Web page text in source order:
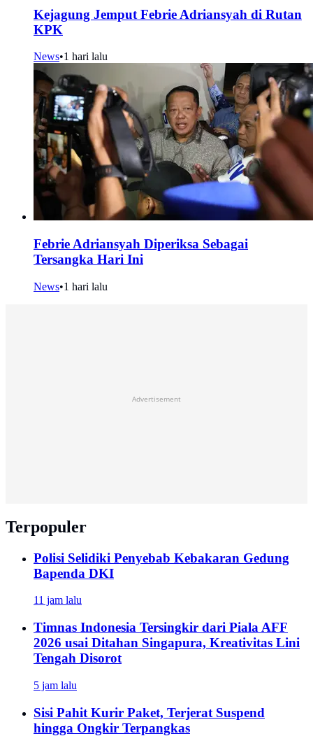
Kejagung Jemput Febrie Adriansyah di Rutan
KPK
News•1 hari lalu
Febrie Adriansyah Diperiksa Sebagai
Tersangka Hari Ini
News•1 hari lalu
Advertisement
Terpopuler
Polisi Selidiki Penyebab Kebakaran Gedung
Bapenda DKI
11 jam lalu
Timnas Indonesia Tersingkir dari Piala AFF
2026 usai Ditahan Singapura, Kreativitas Lini
Tengah Disorot
5 jam lalu
Sisi Pahit Kurir Paket, Terjerat Suspend
hingga Ongkir Terpangkas